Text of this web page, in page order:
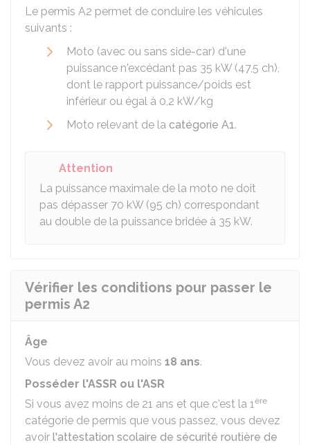
Le permis A2 permet de conduire les véhicules
suivants :
Moto (avec ou sans side-car) d'une
puissance n'excédant pas 35 kW(47,5 ch),
dont le rapport puissance/poids est
inférieur ou égal à 0,2 kW/kg
Moto relevant de la catégorie A1.
Attention
La puissance maximale de la moto ne doit
pas dépasser 70 kW(95 ch) correspondant
au double de la puissance bridée à 35 kW.
Vérifier les conditions pour passer le
permis A2
Âge
Vous devez avoir au moins 18 ans.
Posséder l'ASSR ou l'ASR
Si vous avez moins de 21 ans et que c'est la 1ère
catégorie de permis que vous passez, vous devez
avoir l'attestation scolaire de sécurité routière de